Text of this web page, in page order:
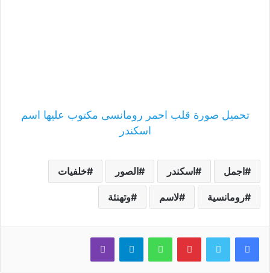
تحميل صورة قلب احمر رومانسى مكتوب عليها اسم
اسكندر
اجمل اسكندر الصور خلفيات
رومانسية لاسم وتهنئة
فيسبوك تويتر بينتيريستواتساب تيلقرام ڤايبر